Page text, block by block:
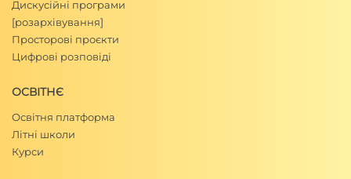
Дискусійні програми
[розархівування]
Просторові проєкти
Цифрові розповіді
ОСВІТНЄ
Освітня платформа
Літні школи
Курси